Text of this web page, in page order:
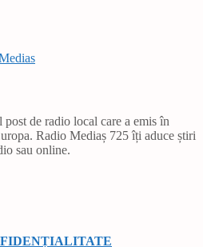
de radio local care a emis în
Radio Mediaș 725 îți aduce știri
sau online.